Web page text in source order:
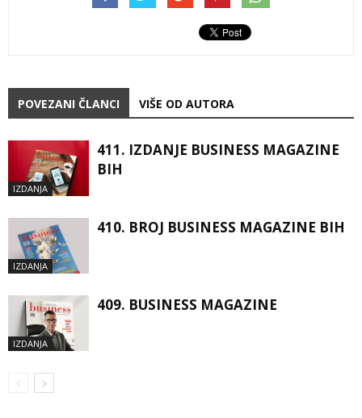
POVEZANI ČLANCI VIŠE OD AUTORA
IZDANJA
411. IZDANJE BUSINESS MAGAZINE
BIH
IZDANJA
410. BROJ BUSINESS MAGAZINE BIH
IZDANJA
409. BUSINESS MAGAZINE